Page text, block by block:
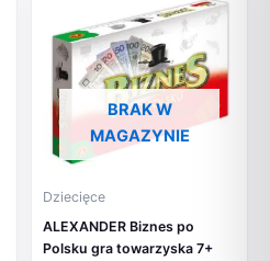
BRAK W
MAGAZYNIE
Dziecięce
ALEXANDER Biznes po
Polsku gra towarzyska 7+